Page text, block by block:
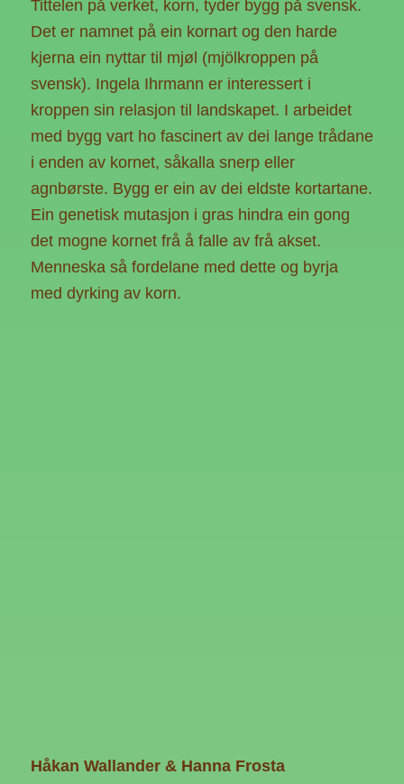
Tittelen på verket, korn, tyder bygg på svensk.
Det er namnet på ein kornart og den harde
kjerna ein nyttar til mjøl (mjölkroppen på
svensk). Ingela Ihrmann er interessert i
kroppen sin relasjon til landskapet. I arbeidet
med bygg vart ho fascinert av dei lange trådane
i enden av kornet, såkalla snerp eller
agnbørste. Bygg er ein av dei eldste kortartane.
Ein genetisk mutasjon i gras hindra ein gong
det mogne kornet frå å falle av frå akset.
Menneska så fordelane med dette og byrja
med dyrking av korn.
Håkan Wallander& Hanna Frosta